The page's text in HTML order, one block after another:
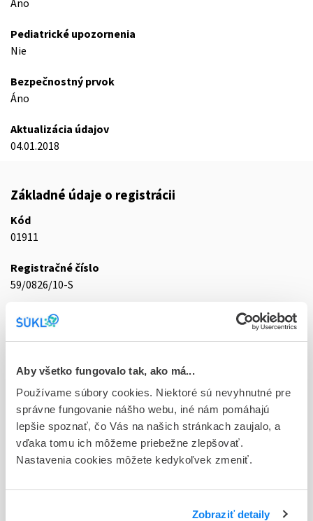
Aby všetko fungovalo tak, ako má...
Používame súbory cookies. Niektoré sú nevyhnutné pre
správne fungovanie nášho webu, iné nám pomáhajú
lepšie spoznať, čo Vás na našich stránkach zaujalo, a
vďaka tomu ich môžeme priebežne zlepšovať.
Nastavenia cookies môžete kedykoľvek zmeniť.
Zobraziť detaily
Áno
Pediatrické upozornenia
Nie
Bezpečnostný prvok
Áno
Aktualizácia údajov
04.01.2018
Základné údaje o registrácii
Kód
01911
Registračné číslo
59/0826/10-S
Doplnok
cps dur 30x1 mg (blis. PVC/PVDC/Al)
D - Registrácia bez obmedzenia platnosti
Typ registračnej procedúry
Decentralizovaná
Držiteľ, krajina